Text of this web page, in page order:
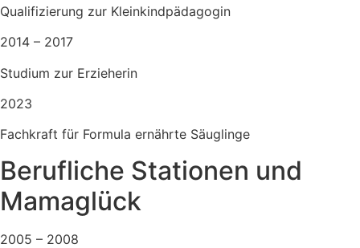
Qualifizierung zur Kleinkindpädagogin
2014 – 2017
Studium zur Erzieherin
2023
Fachkraft für Formula ernährte Säuglinge
Berufliche Stationen und
Mamaglück
2005 – 2008